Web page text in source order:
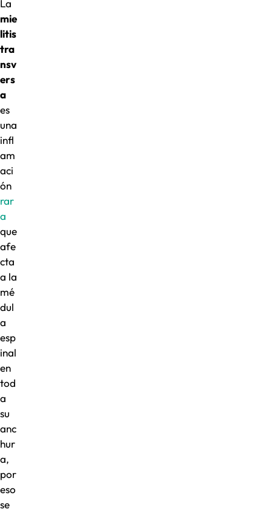
La
mie
litis
tra
nsv
ers
a
es
una
infl
am
aci
ón
rar
a
que
afe
cta
a la
mé
dul
a
esp
inal
en
tod
a
su
anc
hur
a,
por
eso
se